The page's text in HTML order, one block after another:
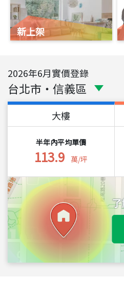
新上架
2026年6月實價登錄
台北市 ・ 信義區
大樓
半年內平均單價
113.9 萬/坪